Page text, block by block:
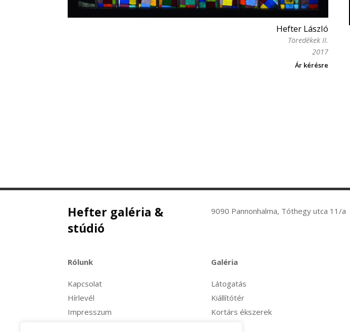
Hefter László
Töredékek II.
2017
Ár kérésre
Hefter galéria &
stúdió
9090 Pannonhalma, Tóthegy utca 11/a
Rólunk
Kapcsolat
Hírlevél
Impresszum
Galéria
Látogatás
Kiállítótér
Kortárs ékszerek